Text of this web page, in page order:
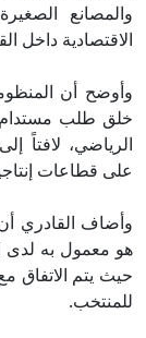
والمصانع
الاقتصادية داخل
وأوضح أن
خلق طلب مستدام
الرياضي، لافتاً
على قطاعات
وأضاف القادري أن
هو معمول به لدى
حيث يتم الاتفاق
للمنتخب.